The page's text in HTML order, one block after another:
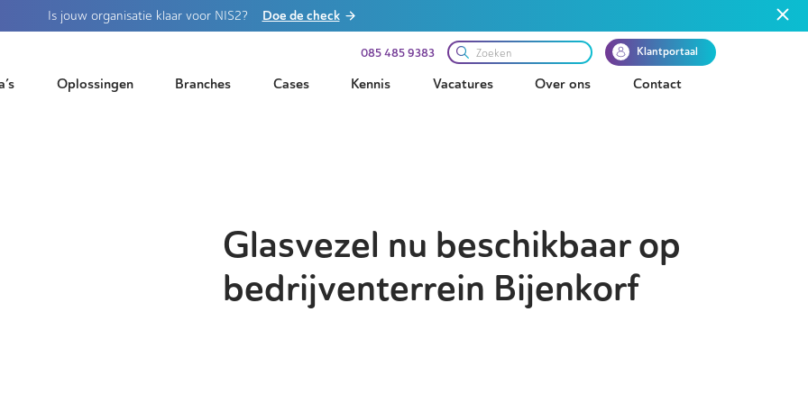
Is jouw organisatie klaar voor NIS2? Doe de check
085 485 9383 Klantportaal
Oplossingen Branches Cases Kennis Vacatures Over ons Contact
Glasvezel nu beschikbaar op
bedrijventerrein Bijenkorf